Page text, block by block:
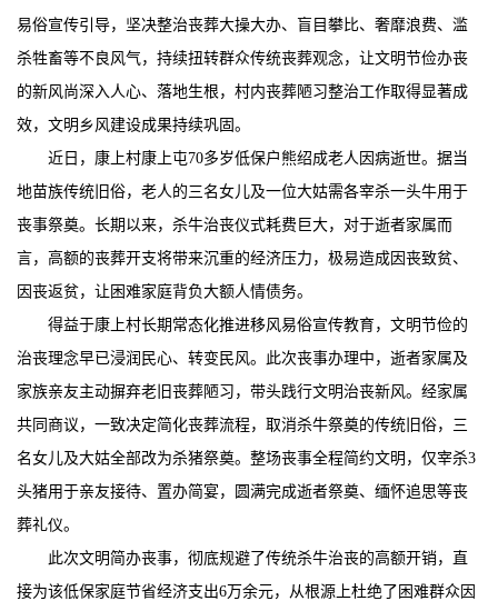
易俗宣传引导，坚决整治丧葬大操大办、盲目攀比、奢靡浪费、滥
杀牲畜等不良风气，持续扭转群众传统丧葬观念，让文明节俭办丧
的新风尚深入人心、落地生根，村内丧葬陋习整治工作取得显著成
效，文明乡风建设成果持续巩固。
近日，康上村康上屯70多岁低保户熊绍成老人因病逝世。据当
地苗族传统旧俗，老人的三名女儿及一位大姑需各宰杀一头牛用于
丧事祭奠。长期以来，杀牛治丧仪式耗费巨大，对于逝者家属而
言，高额的丧葬开支将带来沉重的经济压力，极易造成因丧致贫、
因丧返贫，让困难家庭背负大额人情债务。
得益于康上村长期常态化推进移风易俗宣传教育，文明节俭的
治丧理念早已浸润民心、转变民风。此次丧事办理中，逝者家属及
家族亲友主动摒弃老旧丧葬陋习，带头践行文明治丧新风。经家属
共同商议，一致决定简化丧葬流程，取消杀牛祭奠的传统旧俗，三
名女儿及大姑全部改为杀猪祭奠。整场丧事全程简约文明，仅宰杀3
头猪用于亲友接待、置办简宴，圆满完成逝者祭奠、缅怀追思等丧
葬礼仪。
此次文明简办丧事，彻底规避了传统杀牛治丧的高额开销，直
接为该低保家庭节省经济支出6万余元，从根源上杜绝了困难群众因